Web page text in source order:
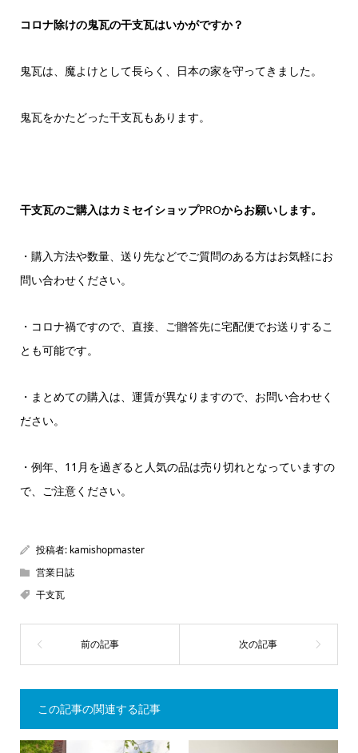
コロナ除けの鬼瓦の干支瓦はいかがですか？
鬼瓦は、魔よけとして長らく、日本の家を守ってきました。
鬼瓦をかたどった干支瓦もあります。
干支瓦のご購入はカミセイショップPROからお願いします。
・購入方法や数量、送り先などでご質問のある方はお気軽にお
問い合わせください。
・コロナ禍ですので、直接、ご贈答先に宅配便でお送りするこ
とも可能です。
・まとめての購入は、運賃が異なりますので、お問い合わせく
ださい。
・例年、 11 月を過ぎると人気の品は売り切れとなっていますの
で、ご注意ください。
投稿者: kamishopmaster
営業日誌
干支瓦
この記事の関連する記事